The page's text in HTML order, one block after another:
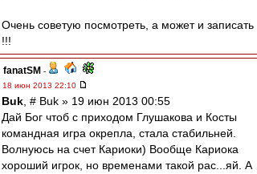
Очень советую посмотреть, а может и записать
!!!
fanatSM -
18 июн 2013 22:10
Buk , # Buk » 19 июн 2013 00:55
Дай Бог чтоб с приходом Глушакова и Косты
командная игра окрепла, стала стабильней.
Волнуюсь на счет Кариоки) Вообще Кариока
хороший игрок, но временами такой рас...яй. А